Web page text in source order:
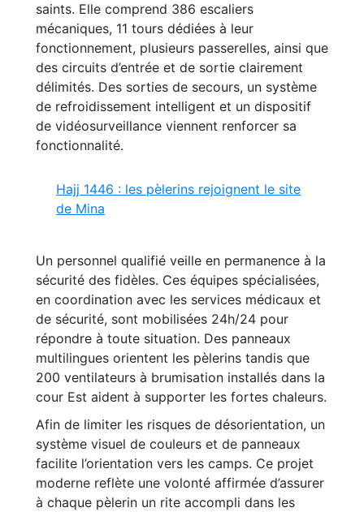
saints. Elle comprend 386 escaliers
mécaniques, 11 tours dédiées à leur
fonctionnement, plusieurs passerelles, ainsi que
des circuits d’entrée et de sortie clairement
délimités. Des sorties de secours, un système
de refroidissement intelligent et un dispositif
de vidéosurveillance viennent renforcer sa
fonctionnalité.
Hajj 1446 : les pèlerins rejoignent le site
de Mina
Un personnel qualifié veille en permanence à la
sécurité des fidèles. Ces équipes spécialisées,
en coordination avec les services médicaux et
de sécurité, sont mobilisées 24h/24 pour
répondre à toute situation. Des panneaux
multilingues orientent les pèlerins tandis que
200 ventilateurs à brumisation installés dans la
cour Est aident à supporter les fortes chaleurs.
Afin de limiter les risques de désorientation, un
système visuel de couleurs et de panneaux
facilite l’orientation vers les camps. Ce projet
moderne reflète une volonté affirmée d’assurer
à chaque pèlerin un rite accompli dans les